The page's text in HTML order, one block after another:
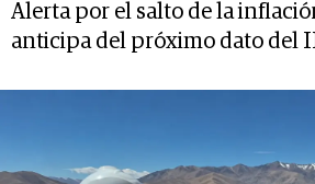
Alerta por el salto de la
anticipa del próximo dato del